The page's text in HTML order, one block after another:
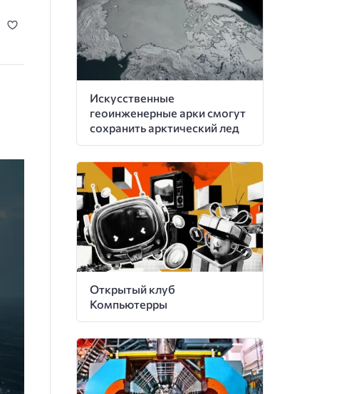
Искусственные
геоинженерные арки смогут
сохранить арктический лед
Открытый клуб
Компьютерры